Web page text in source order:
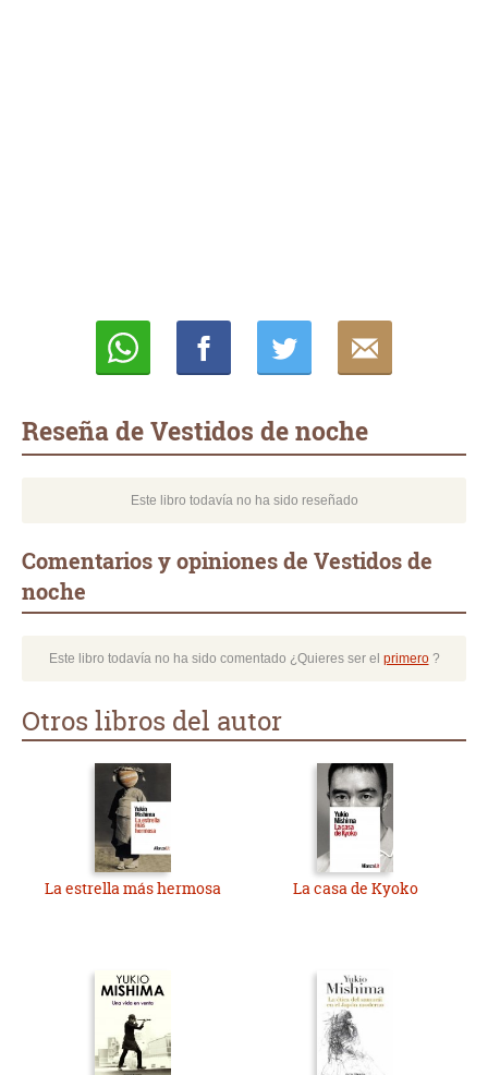
Reseña de Vestidos de noche
Este libro todavía no ha sido reseñado
Comentarios y opiniones de Vestidos de
noche
Este libro todavía no ha sido comentado ¿Quieres ser el primero?
Otros libros del autor
La estrella más hermosa La casa de Kyoko